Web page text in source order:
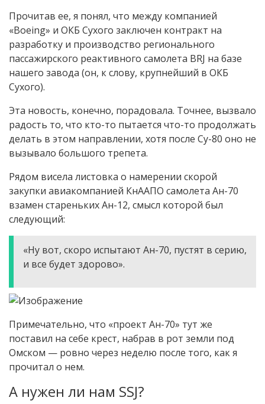
Прочитав ее, я понял, что между компанией
«Boeing» и ОКБ Сухого заключен контракт на
разработку и производство регионального
пассажирского реактивного самолета BRJ на базе
нашего завода (он, к слову, крупнейший в ОКБ
Сухого).
Эта новость, конечно, порадовала. Точнее, вызвало
радость то, что кто-то пытается что-то продолжать
делать в этом направлении, хотя после Су-80 оно не
вызывало большого трепета.
Рядом висела листовка о намерении скорой
закупки авиакомпанией КнААПО самолета Ан-70
взамен стареньких Ан-12, смысл которой был
следующий:
«Ну вот, скоро испытают Ан-70, пустят в серию,
и все будет здорово».
Примечательно, что «проект Ан-70» тут же
поставил на себе крест, набрав в рот земли под
Омском — ровно через неделю после того, как я
прочитал о нем.
А нужен ли нам SSJ?